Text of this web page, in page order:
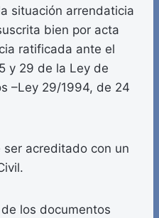
situación arrendaticia
bien por acta
ratificada ante el
y 29 de la Ley de
–Ley 29/1994, de 24
acreditado con un
los documentos